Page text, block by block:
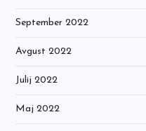
September 2022
Avgust 2022
Julij 2022
Maj 2022